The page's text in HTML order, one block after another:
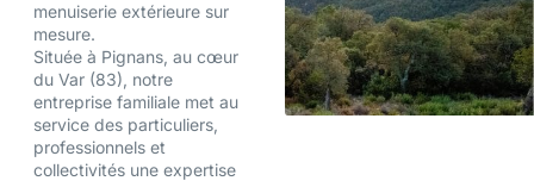
menuiserie extérieure sur
mesure.
Située à Pignans, au cœur
du Var (83), notre
entreprise familiale met au
service des particuliers,
professionnels et
collectivités une expertise